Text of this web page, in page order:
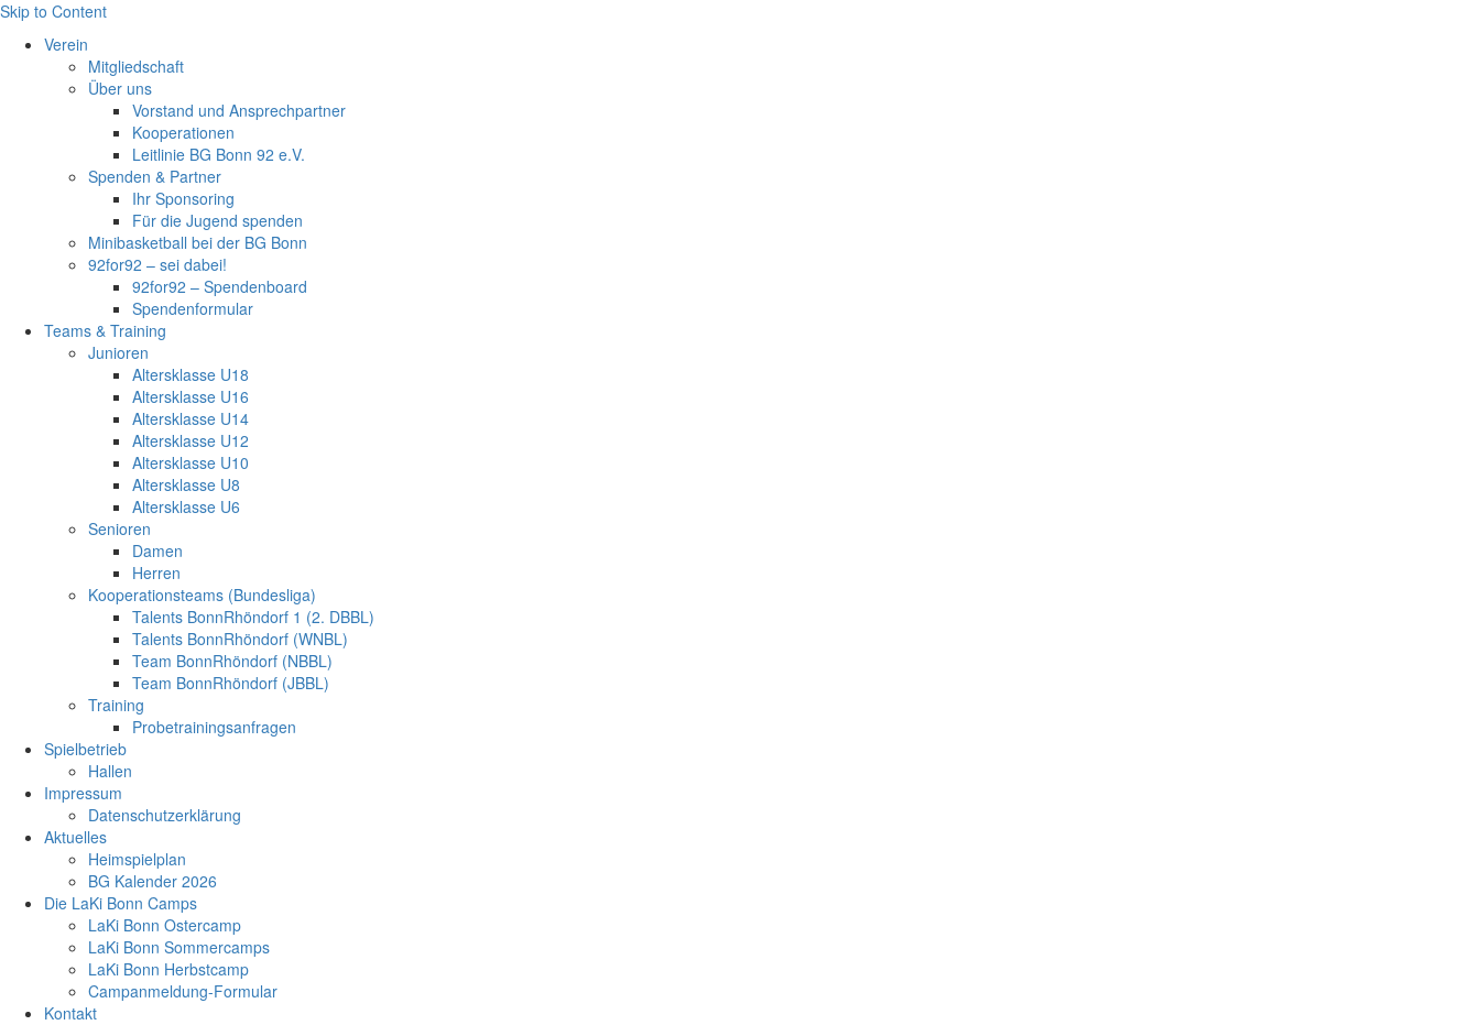
Skip to Content
Verein
Mitgliedschaft
Über uns
Vorstand und Ansprechpartner
Kooperationen
Leitlinie BG Bonn 92 e.V.
Spenden & Partner
Ihr Sponsoring
Für die Jugend spenden
Minibasketball bei der BG Bonn
92for92 – sei dabei!
92for92 – Spendenboard
Spendenformular
Teams & Training
Junioren
Altersklasse U18
Altersklasse U16
Altersklasse U14
Altersklasse U12
Altersklasse U10
Altersklasse U8
Altersklasse U6
Senioren
Damen
Herren
Kooperationsteams (Bundesliga)
Talents BonnRhöndorf 1 (2. DBBL)
Talents BonnRhöndorf (WNBL)
Team BonnRhöndorf (NBBL)
Team BonnRhöndorf (JBBL)
Training
Probetrainingsanfragen
Spielbetrieb
Hallen
Impressum
Datenschutzerklärung
Aktuelles
Heimspielplan
BG Kalender 2026
Die LaKi Bonn Camps
LaKi Bonn Ostercamp
LaKi Bonn Sommercamps
LaKi Bonn Herbstcamp
Campanmeldung-Formular
Kontakt